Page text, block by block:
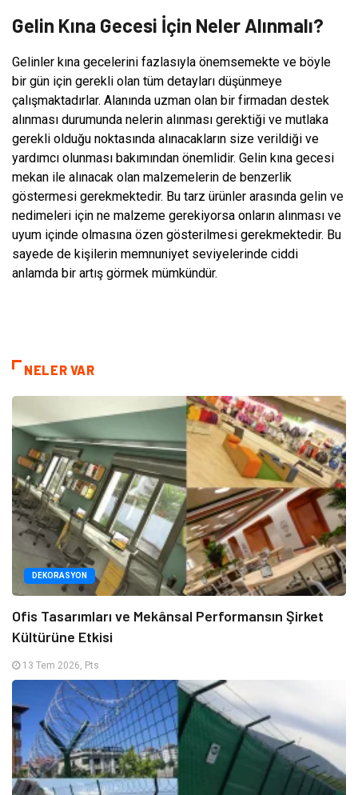
Gelin Kına Gecesi İçin Neler Alınmalı?
Gelinler kına gecelerini fazlasıyla önemsemekte ve böyle
bir gün için gerekli olan tüm detayları düşünmeye
çalışmaktadırlar. Alanında uzman olan bir firmadan destek
alınması durumunda nelerin alınması gerektiği ve mutlaka
gerekli olduğu noktasında alınacakların size verildiği ve
yardımcı olunması bakımından önemlidir. Gelin kına gecesi
mekan ile alınacak olan malzemelerin de benzerlik
göstermesi gerekmektedir. Bu tarz ürünler arasında gelin ve
nedimeleri için ne malzeme gerekiyorsa onların alınması ve
uyum içinde olmasına özen gösterilmesi gerekmektedir. Bu
sayede de kişilerin memnuniyet seviyelerinde ciddi
anlamda bir artış görmek mümkündür.
NELER VAR
DEKORASYON
Ofis Tasarımları ve Mekânsal Performansın Şirket
Kültürüne Etkisi
13 Tem 2026, Pts